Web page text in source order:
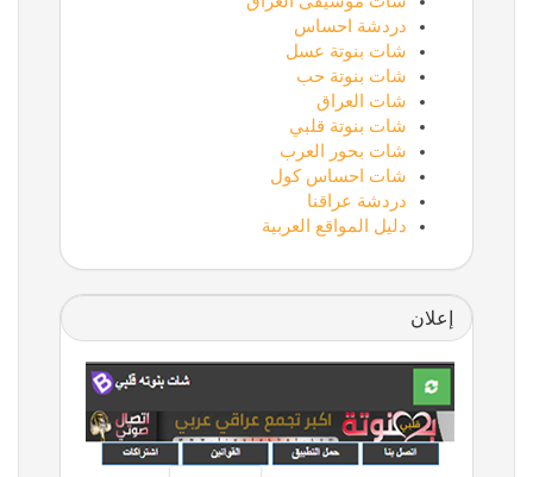
دردشة احساس
شات بنوتة عسل
شات بنوتة حب
شات العراق
شات بنوتة قلبي
شات بحور العرب
شات احساس كول
دردشة عراقنا
دليل المواقع العربية
إعلان